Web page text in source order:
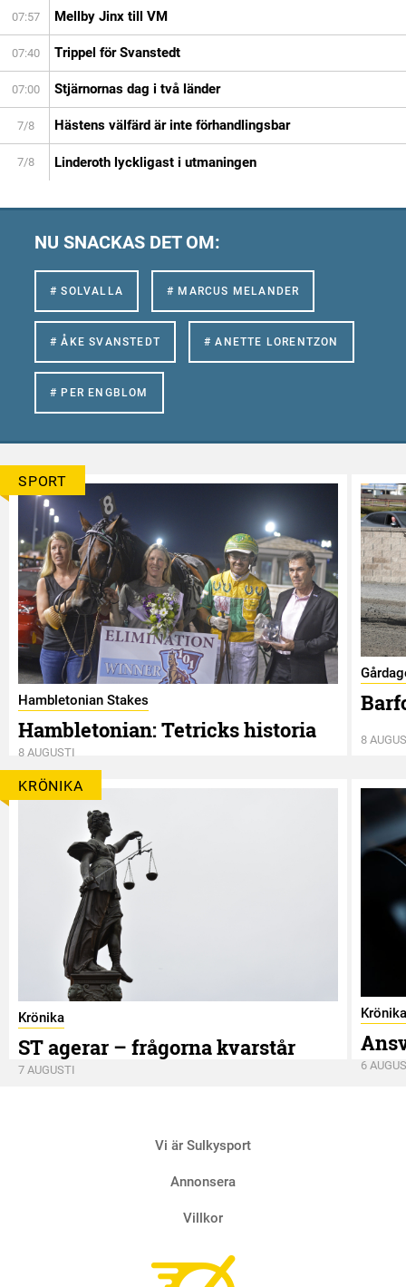
07:57 Mellby Jinx till VM
07:40 Trippel för Svanstedt
07:00 Stjärnornas dag i två länder
7/8 Hästens välfärd är inte förhandlingsbar
7/8 Linderoth lyckligast i utmaningen
NU SNACKAS DET OM:
# SOLVALLA # MARCUS MELANDER
# ÅKE SVANSTEDT # ANETTE LORENTZON
# PER ENGBLOM
SPORT
Hambletonian Stakes
Hambletonian: Tetricks historia
8 AUGUSTI
8
KRÖNIKA
Krönika
ST agerar – frågorna kvarstår
7 AUGUSTI
Krönika
6
Vi är Sulkysport
Annonsera
Villkor